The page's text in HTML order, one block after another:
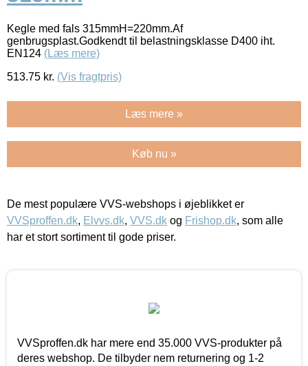
Kegle med fals 315mmH=220mm.Af
genbrugsplast.Godkendt til belastningsklasse D400 iht.
EN124 (Læs mere)
513.75 kr. (Vis fragtpris)
Læs mere »
Køb nu »
De mest populære VVS-webshops i øjeblikket er
VVSproffen.dk, Elvvs.dk, VVS.dk og Frishop.dk, som alle
har et stort sortiment til gode priser.
VVSproffen.dk har mere end 35.000 VVS-produkter på
deres webshop. De tilbyder nem returnering og 1-2